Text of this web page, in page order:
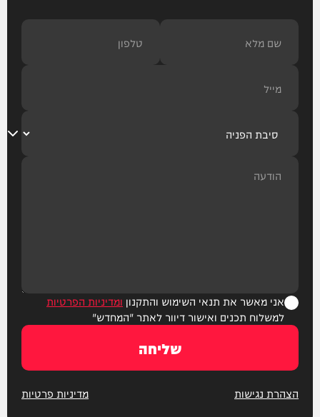
אני מאשר את תנאי השימוש והתקנון ומדיניות הפרטיות
למשלוח תכנים ואישור דיוור לאתר "המחדש"
שליחה
הצהרת נגישות מדיניות פרטיות